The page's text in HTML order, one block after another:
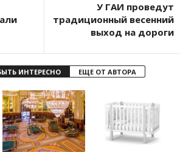
У ГАИ проведут
традиционный весенний
выход на дороги
ИНТЕРЕСНО ЕЩЕ ОТ АВТОРА